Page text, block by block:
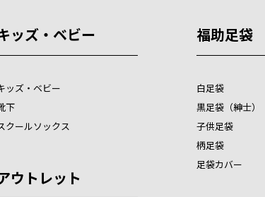
ッズ・ベビー
ッズ・ベビー
下
クールソックス
ウトレット
福助足袋
白足袋
黒足袋（紳士）
子供足袋
柄足袋
足袋カバー